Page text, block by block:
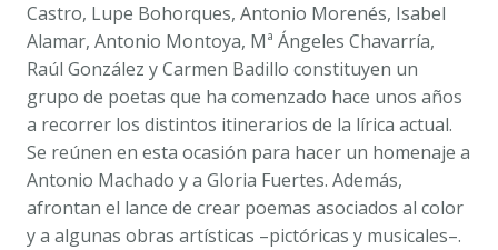
Castro, Lupe Bohorques, Antonio Morenés, Isabel
Alamar, Antonio Montoya, Mª Ángeles Chavarría,
Raúl González y Carmen Badillo constituyen un
grupo de poetas que ha comenzado hace unos años
a recorrer los distintos itinerarios de la lírica actual.
Se reúnen en esta ocasión para hacer un homenaje a
Antonio Machado y a Gloria Fuertes. Además,
afrontan el lance de crear poemas asociados al color
y a algunas obras artísticas –pictóricas y musicales–.